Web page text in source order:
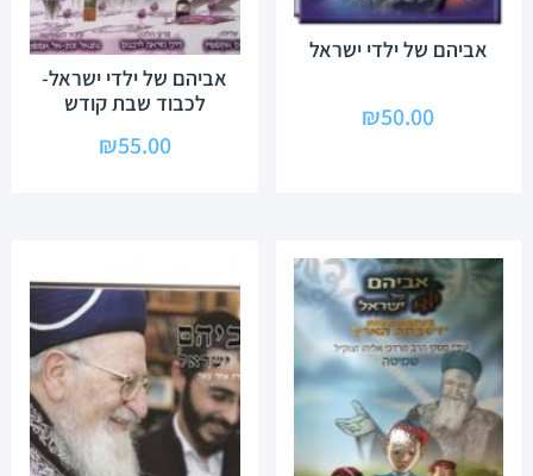
אביהם של ילדי ישראל
₪50.00
אביהם של ילדי ישראל-
לכבוד שבת קודש
₪55.00